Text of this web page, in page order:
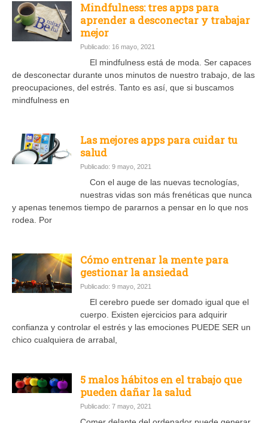
Mindfulness: tres apps para
aprender a desconectar y trabajar
mejor
Publicado: 16 mayo, 2021
El mindfulness está de moda. Ser capaces
de desconectar durante unos minutos de nuestro trabajo, de las
preocupaciones, del estrés. Tanto es así, que si buscamos
mindfulness en
Las mejores apps para cuidar tu
salud
Publicado: 9 mayo, 2021
Con el auge de las nuevas tecnologías,
nuestras vidas son más frenéticas que nunca
y apenas tenemos tiempo de pararnos a pensar en lo que nos
rodea. Por
Cómo entrenar la mente para
gestionar la ansiedad
Publicado: 9 mayo, 2021
El cerebro puede ser domado igual que el
cuerpo. Existen ejercicios para adquirir
confianza y controlar el estrés y las emociones PUEDE SER un
chico cualquiera de arrabal,
5 malos hábitos en el trabajo que
pueden dañar la salud
Publicado: 7 mayo, 2021